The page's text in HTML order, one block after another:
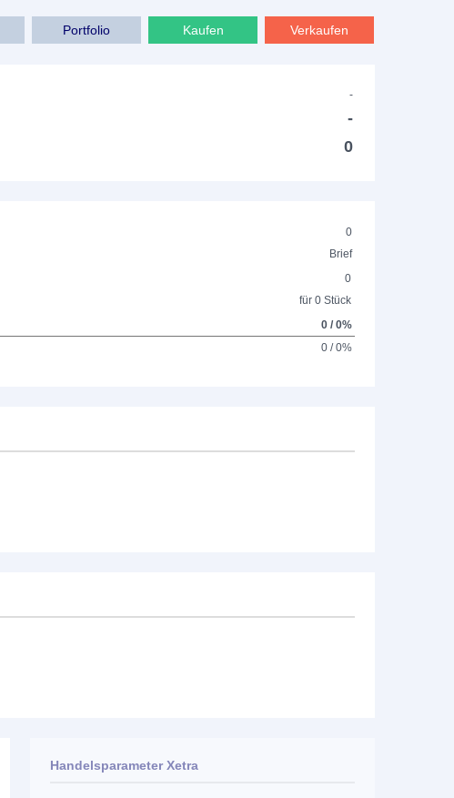
Portfolio Kaufen Verkaufen
-
-
0
0
Brief
0
für 0 Stück
0 / 0%
0 / 0%
Handelsparameter Xetra